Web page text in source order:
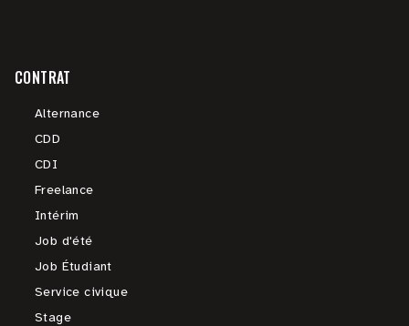
CONTRAT
Alternance
CDD
CDI
Freelance
Intérim
Job d'été
Job Étudiant
Service civique
Stage